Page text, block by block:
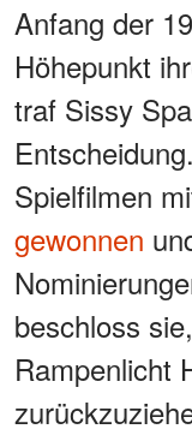
Anfang der
Höhepunkt
traf Sissy
Spielfilmen
gewonnen
beschloss
Rampenlicht